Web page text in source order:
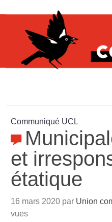
Communiqué UCL
et
étatique
16 mars 2020 par Union
vues